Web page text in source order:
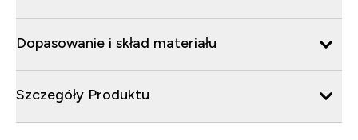
Dopasowanie i skład materiału
Szczegóły Produktu